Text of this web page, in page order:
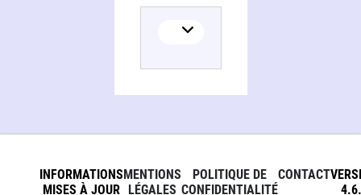
INFORMATIONS
MISES À JOUR
MENTIONS
LÉGALES
POLITIQUE DE
CONFIDENTIALITÉ
CONTACT